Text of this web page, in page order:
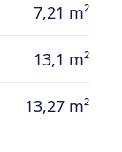
7,21 m²
13,1 m²
13,27 m²